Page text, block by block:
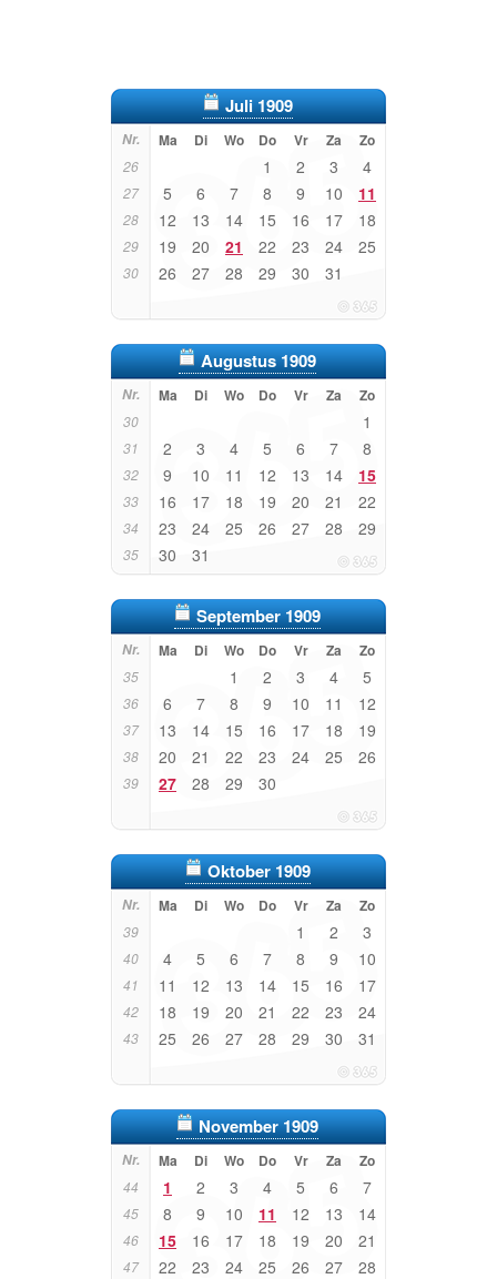
Juli 1909
Nr. Ma Di Wo Do Vr Za Zo
26 1 2 3 4
27 5 6 7 8 9 10 11
28 12 13 14 15 16 17 18
29 19 20 21 22 23 24 25
30 26 27 28 29 30 31
Augustus 1909
Nr. Ma Di Wo Do Vr Za Zo
30 1
31 2 3 4 5 6 7 8
32 9 10 11 12 13 14 15
33 16 17 18 19 20 21 22
34 23 24 25 26 27 28 29
35 30 31
September 1909
Nr. Ma Di Wo Do Vr Za Zo
35 1 2 3 4 5
36 6 7 8 9 10 11 12
37 13 14 15 16 17 18 19
38 20 21 22 23 24 25 26
39 27 28 29 30
Oktober 1909
Nr. Ma Di Wo Do Vr Za Zo
39 1 2 3
40 4 5 6 7 8 9 10
41 11 12 13 14 15 16 17
42 18 19 20 21 22 23 24
43 25 26 27 28 29 30 31
November 1909
Nr. Ma Di Wo Do Vr Za Zo
44 1 2 3 4 5 6 7
45 8 9 10 11 12 13 14
46 15 16 17 18 19 20 21
47 22 23 24 25 26 27 28